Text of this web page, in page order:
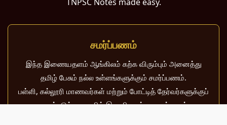
சமர்ப்பணம்
இந்த இணையதளம் ஆங்கிலம் கற்க விரும்பும் அனைத்து
தமிழ் பேசும் நல்ல உள்ளங்களுக்கும் சமர்ப்பணம்.
பள்ளி, கல்லூரி மாணவர்கள் மற்றும் போட்டித் தேர்வர்களுக்குப்
பயன்படும் வகையில் இது மிகவும் கவனத்துடன்